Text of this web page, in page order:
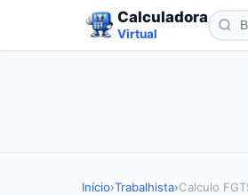
Calculadora
Virtual
Início›Trabalhista›Calculo